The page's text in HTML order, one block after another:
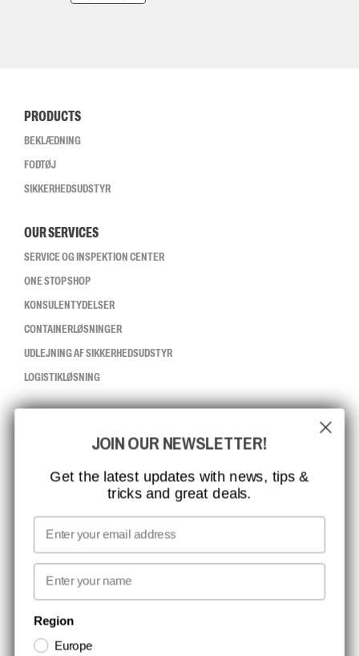
PRODUCTS
BEKLÆDNING
FODTØJ
SIKKERHEDSUDSTYR
OUR SERVICES
SERVICE OG INSPEKTION CENTER
ONE STOP SHOP
KONSULENTYDELSER
CONTAINERLØSNINGER
UDLEJNING AF SIKKERHEDSUDSTYR
LOGISTIKLØSNING
ISO-CERTIFICERING
GLOBAL RÆKKEVIDDE
MISSION, VISION OG VÆRDIER
KONTAKT
MEDIA
NYHEDSBREV TILMELDING
Hold dig opdateret med gode tilbud og produktnyheder. Din e-mail
JOIN OUR NEWSLETTER!
Get the latest updates with news, tips &
tricks and great deals.
Email
First name
Region
Europe